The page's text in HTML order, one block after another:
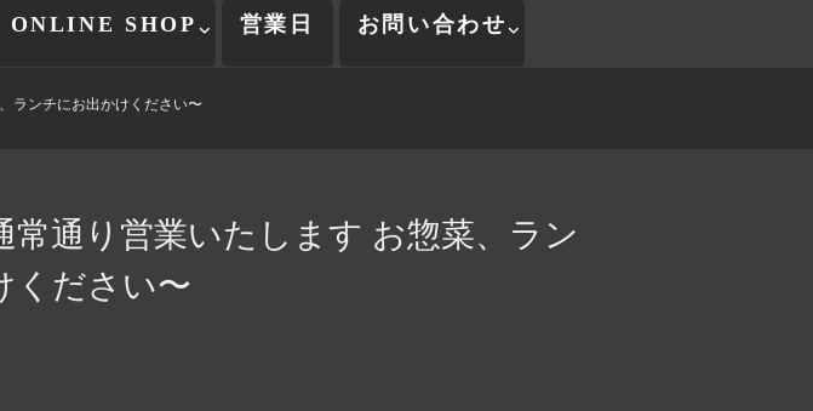
ONLINE SHOP 営業日 お問い合わせ
ランチにお出かけください〜
通り営業いたします お惣菜、ラン
ください〜